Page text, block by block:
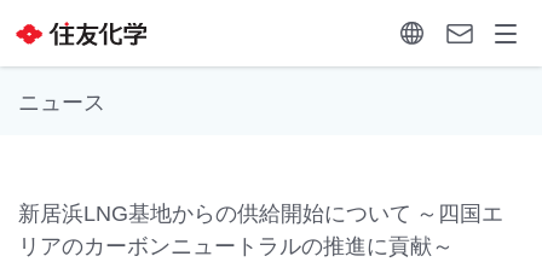
ニュース
新居浜LNG基地からの供給開始について ～四国エ
リアのカーボンニュートラルの推進に貢献～